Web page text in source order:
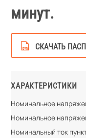
минут.
СКАЧАТЬ
ХАРАКТЕРИСТИКИ
Номинальное
Номинальное
Номинальный ток